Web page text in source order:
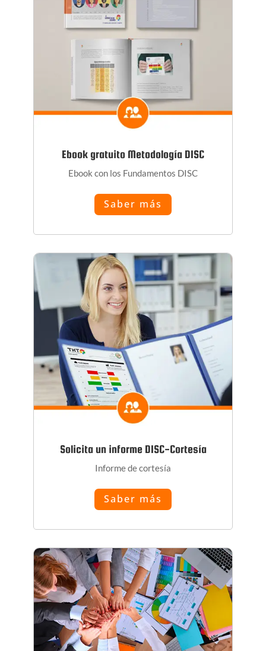
Ebook gratuito Metodología DISC
Ebook con los Fundamentos DISC
Saber más
Solicita un informe DISC-Cortesía
Informe de cortesía
Saber más